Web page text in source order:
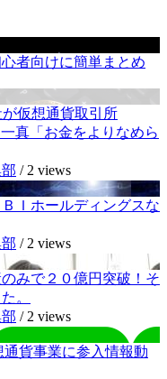
者向けに簡単まとめ
が仮想通貨取引所
真「お金をよりなめら
/ 2 views
Ｉホールディングスな
/ 2 views
みで２０億円突破！そ
。
/ 2 views
貨事業に参入情報動